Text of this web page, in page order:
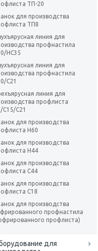
ТП-20
для производства
ТП8
линия для
профнастила
HC35
линия для
профнастила
C21
линия для
профлиста
C15/C21
для производства
H60
для производства
H44
для производства
C44
для производства
C18
для производства
профнастила
профлиста)
для